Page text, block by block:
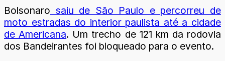
Bolsonaro saiu de São Paulo e percorreu de
moto estradas do interior paulista até a cidade
de Americana. Um trecho de 121 km da rodovia
dos Bandeirantes foi bloqueado para o evento.